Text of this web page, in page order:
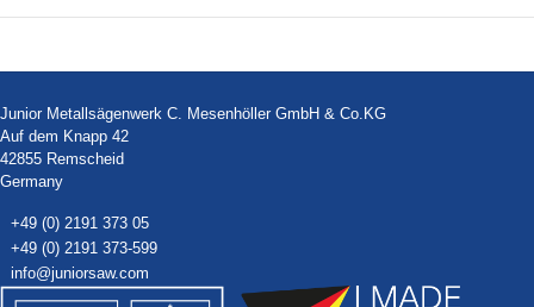
Junior Metallsägenwerk C. Mesenhöller GmbH & Co.KG
Auf dem Knapp 42
42855 Remscheid
Germany
+49 (0) 2191 373 05
+49 (0) 2191 373-599
info@juniorsaw.com